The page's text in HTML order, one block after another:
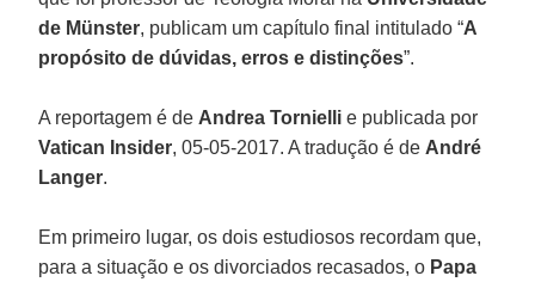
de Münster, publicam um capítulo final intitulado “A
propósito de dúvidas, erros e distinções”.
A reportagem é de Andrea Torniellie publicada por
Vatican Insider, 05-05-2017. A tradução é de André
Langer.
Em primeiro lugar, os dois estudiosos recordam que,
para a situação e os divorciados recasados, o Papa